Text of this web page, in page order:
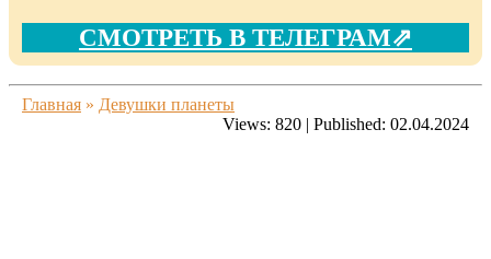
СМОТРЕТЬ В ТЕЛЕГРАМ⇗
Главная » Девушки планеты
Views: 820 | Published: 02.04.2024